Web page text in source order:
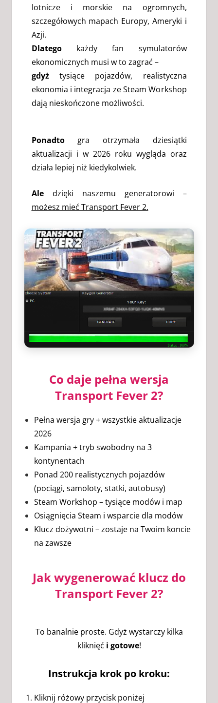
lotnicze i morskie na ogromnych,
szczegółowych mapach Europy, Ameryki i
Azji.
Dlategokażdy fan symulatorów
ekonomicznych musi w to zagrać –
gdyżtysiące pojazdów, realistyczna
ekonomia i integracja ze Steam Workshop
dają nieskończone możliwości.
Ponadtogra otrzymała dziesiątki
aktualizacji i w 2026 roku wygląda oraz
działa lepiej niż kiedykolwiek.
Aledzięki naszemu generatorowi –
możesz mieć Transport Fever 2.
Co daje pełna wersja
Transport Fever 2?
Pełna wersja gry + wszystkie aktualizacje
2026
Kampania + tryb swobodny na 3
kontynentach
Ponad 200 realistycznych pojazdów
(pociągi, samoloty, statki, autobusy)
Steam Workshop – tysiące modów i map
Osiągnięcia Steam i wsparcie dla modów
Klucz dożywotni – zostaje na Twoim koncie
na zawsze
Jak wygenerować klucz do
Transport Fever 2?
To banalnie proste. Gdyż wystarczy kilka
kliknięć i gotowe!
Instrukcja krok po kroku:
Kliknij różowy przycisk poniżej